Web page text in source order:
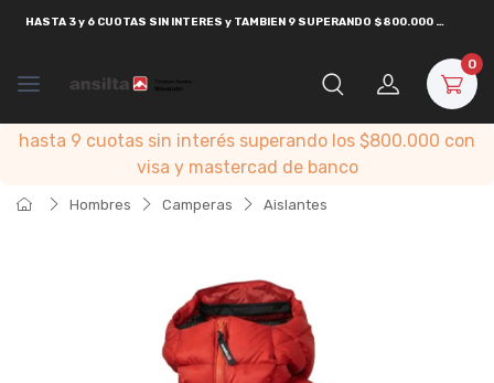
HASTA 3 y 6 CUOTAS SIN INTERES y TAMBIEN 9 SUPERANDO $800.000 CON
0
hasta 9 cuotas sin interés superando los $800.000 con
visa y mastercad de banco
Hombres Camperas Aislantes